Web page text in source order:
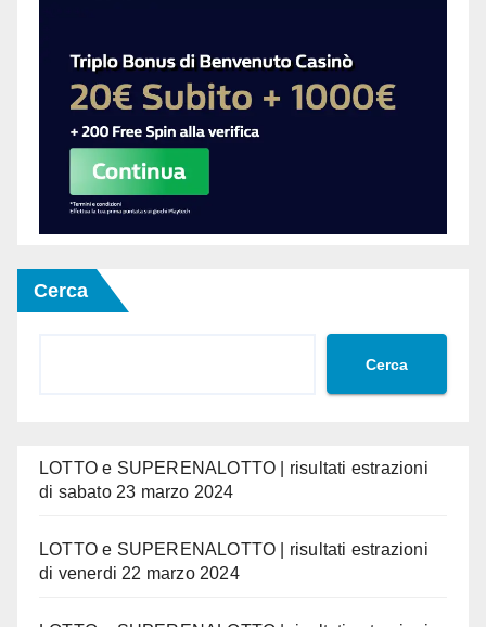
Cerca
Cerca
LOTTO e SUPERENALOTTO | risultati estrazioni
di sabato 23 marzo 2024
LOTTO e SUPERENALOTTO | risultati estrazioni
di venerdi 22 marzo 2024